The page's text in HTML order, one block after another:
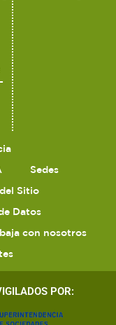
Sedes
Sitio
Datos
con nosotros
POR: